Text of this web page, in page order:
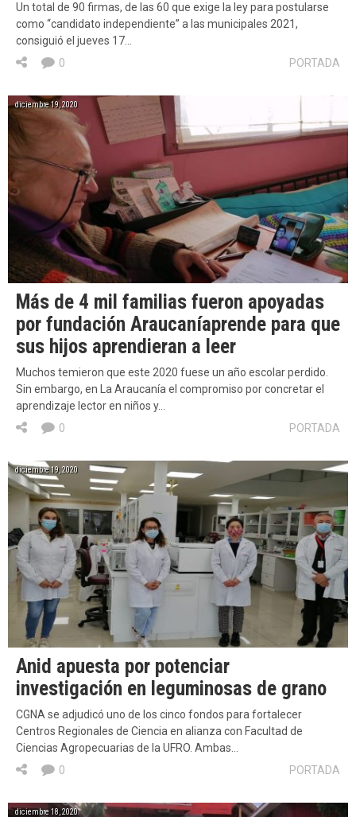
Un total de 90 firmas, de las 60 que exige la ley para postularse
como “candidato independiente” a las municipales 2021,
consiguió el jueves 17…
PORTADA
0
diciembre 19, 2020
Más de 4 mil familias fueron apoyadas
por fundación Araucaníaprende para que
sus hijos aprendieran a leer
Muchos temieron que este 2020 fuese un año escolar perdido.
Sin embargo, en La Araucanía el compromiso por concretar el
aprendizaje lector en niños y…
PORTADA
0
diciembre 19, 2020
Anid apuesta por potenciar
investigación en leguminosas de grano
CGNA se adjudicó uno de los cinco fondos para fortalecer
Centros Regionales de Ciencia en alianza con Facultad de
Ciencias Agropecuarias de la UFRO. Ambas…
PORTADA
0
diciembre 18, 2020